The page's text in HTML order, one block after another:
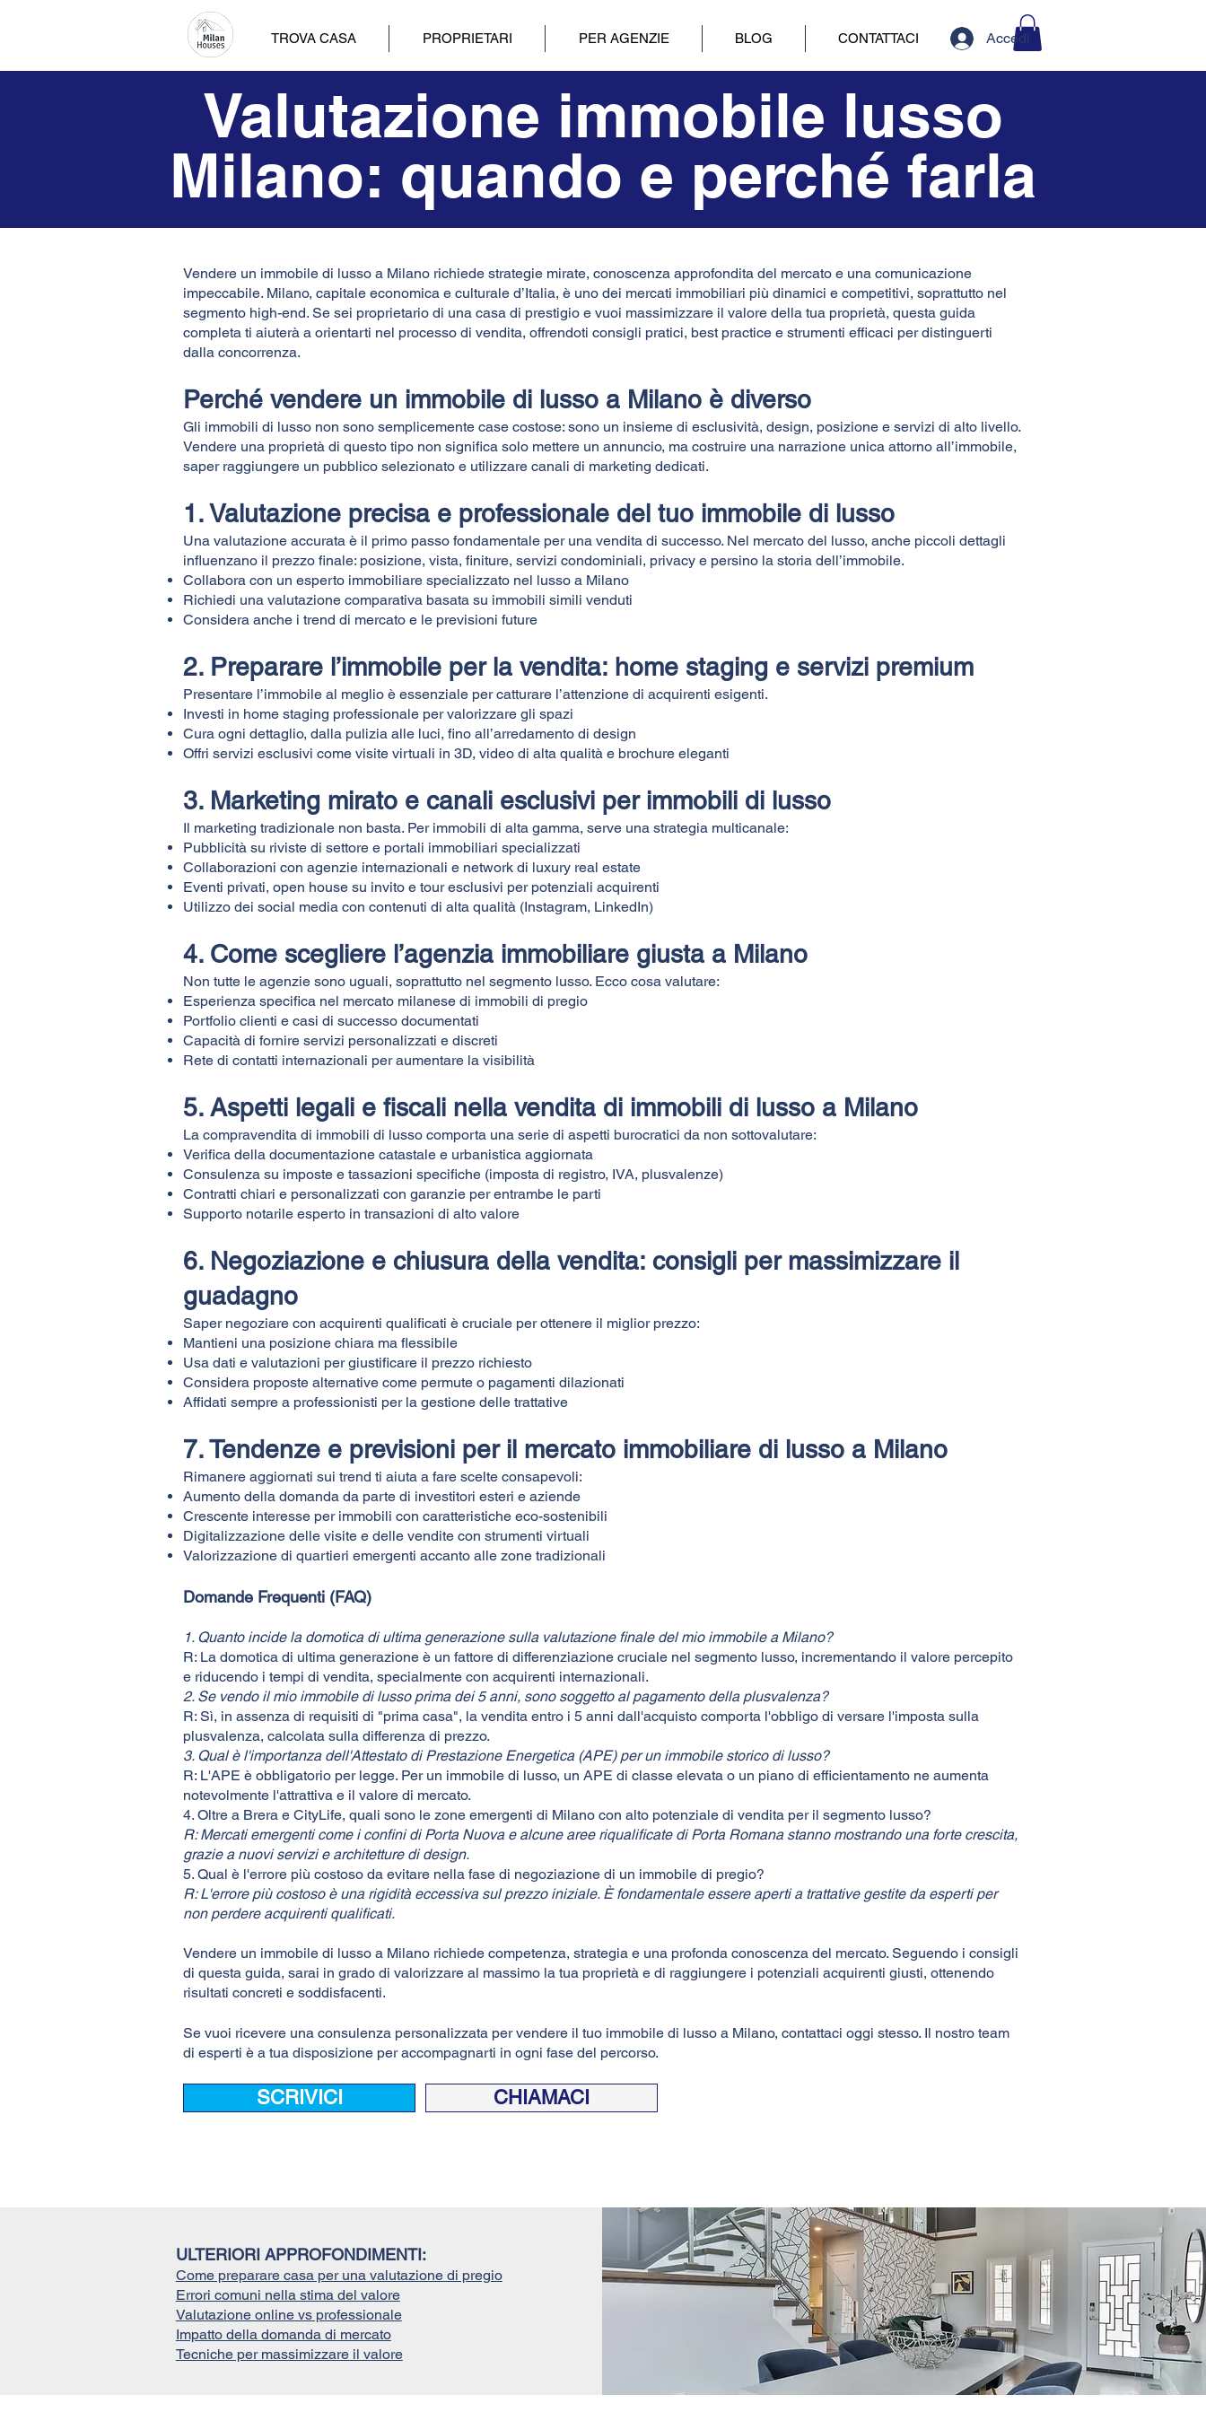
TROVA CASA PROPRIETARI PER AGENZIE BLOG CONTATTACI Accedi
Valutazione immobile lusso
Milano: quando e perché farla
Vendere un immobile di lusso a Milano richiede strategie mirate, conoscenza approfondita del mercato e una comunicazione
impeccabile. Milano, capitale economica e culturale d’Italia, è uno dei mercati immobiliari più dinamici e competitivi, soprattutto nel
segmento high-end. Se sei proprietario di una casa di prestigio e vuoi massimizzare il valore della tua proprietà, questa guida
completa ti aiuterà a orientarti nel processo di vendita, offrendoti consigli pratici, best practice e strumenti efficaci per distinguerti
dalla concorrenza.
Perché vendere un immobile di lusso a Milano è diverso
Gli immobili di lusso non sono semplicemente case costose: sono un insieme di esclusività, design, posizione e servizi di alto livello.
Vendere una proprietà di questo tipo non significa solo mettere un annuncio, ma costruire una narrazione unica attorno all’immobile,
saper raggiungere un pubblico selezionato e utilizzare canali di marketing dedicati.
1. Valutazione precisa e professionale del tuo immobile di lusso
Una valutazione accurata è il primo passo fondamentale per una vendita di successo. Nel mercato del lusso, anche piccoli dettagli
influenzano il prezzo finale: posizione, vista, finiture, servizi condominiali, privacy e persino la storia dell’immobile.
Collabora con un esperto immobiliare specializzato nel lusso a Milano
Richiedi una valutazione comparativa basata su immobili simili venduti
Considera anche i trend di mercato e le previsioni future
2. Preparare l’immobile per la vendita: home staging e servizi premium
Presentare l’immobile al meglio è essenziale per catturare l’attenzione di acquirenti esigenti.
Investi in home staging professionale per valorizzare gli spazi
Cura ogni dettaglio, dalla pulizia alle luci, fino all’arredamento di design
Offri servizi esclusivi come visite virtuali in 3D, video di alta qualità e brochure eleganti
3. Marketing mirato e canali esclusivi per immobili di lusso
Il marketing tradizionale non basta. Per immobili di alta gamma, serve una strategia multicanale:
Pubblicità su riviste di settore e portali immobiliari specializzati
Collaborazioni con agenzie internazionali e network di luxury real estate
Eventi privati, open house su invito e tour esclusivi per potenziali acquirenti
Utilizzo dei social media con contenuti di alta qualità (Instagram, LinkedIn)
4. Come scegliere l’agenzia immobiliare giusta a Milano
Non tutte le agenzie sono uguali, soprattutto nel segmento lusso. Ecco cosa valutare:
Esperienza specifica nel mercato milanese di immobili di pregio
Portfolio clienti e casi di successo documentati
Capacità di fornire servizi personalizzati e discreti
Rete di contatti internazionali per aumentare la visibilità
5. Aspetti legali e fiscali nella vendita di immobili di lusso a Milano
La compravendita di immobili di lusso comporta una serie di aspetti burocratici da non sottovalutare:
Verifica della documentazione catastale e urbanistica aggiornata
Consulenza su imposte e tassazioni specifiche (imposta di registro, IVA, plusvalenze)
Contratti chiari e personalizzati con garanzie per entrambe le parti
Supporto notarile esperto in transazioni di alto valore
6. Negoziazione e chiusura della vendita: consigli per massimizzare il
guadagno
Saper negoziare con acquirenti qualificati è cruciale per ottenere il miglior prezzo:
Mantieni una posizione chiara ma flessibile
Usa dati e valutazioni per giustificare il prezzo richiesto
Considera proposte alternative come permute o pagamenti dilazionati
Affidati sempre a professionisti per la gestione delle trattative
7. Tendenze e previsioni per il mercato immobiliare di lusso a Milano
Rimanere aggiornati sui trend ti aiuta a fare scelte consapevoli:
Aumento della domanda da parte di investitori esteri e aziende
Crescente interesse per immobili con caratteristiche eco-sostenibili
Digitalizzazione delle visite e delle vendite con strumenti virtuali
Valorizzazione di quartieri emergenti accanto alle zone tradizionali
Domande Frequenti (FAQ)
1. Quanto incide la domotica di ultima generazione sulla valutazione finale del mio immobile a Milano?
R: La domotica di ultima generazione è un fattore di differenziazione cruciale nel segmento lusso, incrementando il valore percepito
e riducendo i tempi di vendita, specialmente con acquirenti internazionali.
2. Se vendo il mio immobile di lusso prima dei 5 anni, sono soggetto al pagamento della plusvalenza?
R: Sì, in assenza di requisiti di "prima casa", la vendita entro i 5 anni dall'acquisto comporta l'obbligo di versare l'imposta sulla
plusvalenza, calcolata sulla differenza di prezzo.
3. Qual è l'importanza dell'Attestato di Prestazione Energetica (APE) per un immobile storico di lusso?
R: L'APE è obbligatorio per legge. Per un immobile di lusso, un APE di classe elevata o un piano di efficientamento ne aumenta
notevolmente l'attrattiva e il valore di mercato.
4. Oltre a Brera e CityLife, quali sono le zone emergenti di Milano con alto potenziale di vendita per il segmento lusso?
R: Mercati emergenti come i confini di Porta Nuova e alcune aree riqualificate di Porta Romana stanno mostrando una forte crescita,
grazie a nuovi servizi e architetture di design.
5. Qual è l'errore più costoso da evitare nella fase di negoziazione di un immobile di pregio?
R: L'errore più costoso è una rigidità eccessiva sul prezzo iniziale. È fondamentale essere aperti a trattative gestite da esperti per
non perdere acquirenti qualificati.
Vendere un immobile di lusso a Milano richiede competenza, strategia e una profonda conoscenza del mercato. Seguendo i consigli
di questa guida, sarai in grado di valorizzare al massimo la tua proprietà e di raggiungere i potenziali acquirenti giusti, ottenendo
risultati concreti e soddisfacenti.
Se vuoi ricevere una consulenza personalizzata per vendere il tuo immobile di lusso a Milano, contattaci oggi stesso. Il nostro team
di esperti è a tua disposizione per accompagnarti in ogni fase del percorso.
SCRIVICI CHIAMACI
ULTERIORI APPROFONDIMENTI:
Come preparare casa per una valutazione di pregio
Errori comuni nella stima del valore
Valutazione online vs professionale
Impatto della domanda di mercato
Tecniche per massimizzare il valore